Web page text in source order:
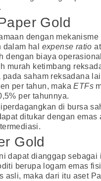
Gold
dengan
dalam hal expense ratio
dengan biaya
murah ketimbang
saham reksadana
per tahun, makaETFs
per tahunnya.
di bursa
ditukar dengan
Gold
dapat dianggap
berupa logam emas
asli, maka dari itu aset